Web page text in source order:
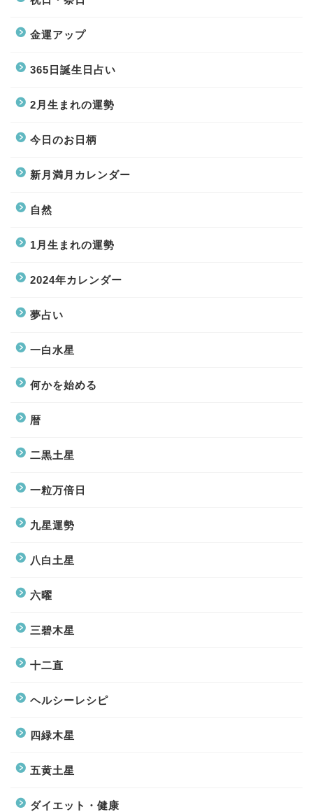
金運アップ
365日誕生日占い
2月生まれの運勢
今日のお日柄
新月満月カレンダー
自然
1月生まれの運勢
2024年カレンダー
夢占い
一白水星
何かを始める
暦
二黒土星
一粒万倍日
九星運勢
八白土星
六曜
三碧木星
十二直
ヘルシーレシピ
四緑木星
五黄土星
ダイエット・健康